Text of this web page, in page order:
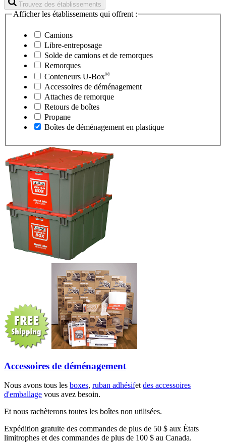
Trouvez des établissements
Afficher les établissements qui offrent :
Camions
Libre-entreposage
Solde de camions et de remorques
Remorques
Conteneurs U-Box®
Accessoires de déménagement
Attaches de remorque
Retours de boîtes
Propane
Boîtes de déménagement en plastique
Accessoires de déménagement
Nous avons tous les boxes, ruban adhésifet des accessoires
d'emballage vous avez besoin.
Et nous rachèterons toutes les boîtes non utilisées.
Expédition gratuite des commandes de plus de 50 $ aux États
limitrophes et des commandes de plus de 100 $ au Canada.